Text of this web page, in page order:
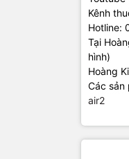
Kênh
Hotline:
Tại
hình)
Hoàng
Các sản
air2